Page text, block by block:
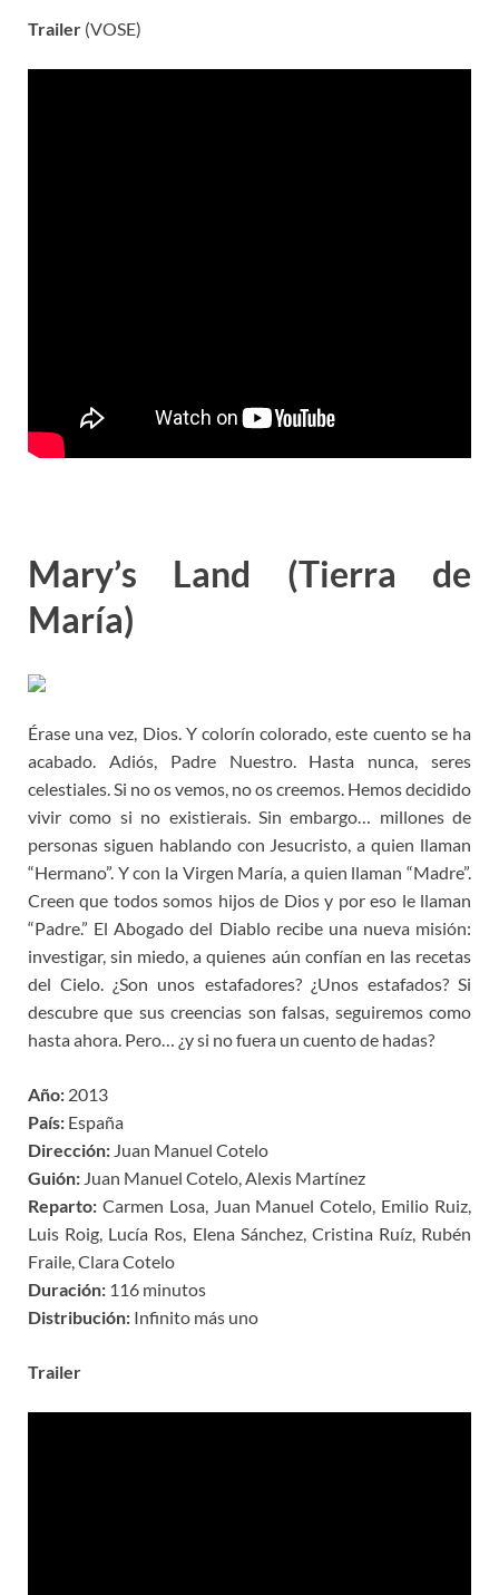
Trailer (VOSE)
Mary’s Land (Tierra de
María)
Érase una vez, Dios. Y colorín colorado, este cuento se ha
acabado. Adiós, Padre Nuestro. Hasta nunca, seres
celestiales. Si no os vemos, no os creemos. Hemos decidido
vivir como si no existierais. Sin embargo… millones de
personas siguen hablando con Jesucristo, a quien llaman
“Hermano”. Y con la Virgen María, a quien llaman “Madre”.
Creen que todos somos hijos de Dios y por eso le llaman
“Padre.” El Abogado del Diablo recibe una nueva misión:
investigar, sin miedo, a quienes aún confían en las recetas
del Cielo. ¿Son unos estafadores? ¿Unos estafados? Si
descubre que sus creencias son falsas, seguiremos como
hasta ahora. Pero… ¿y si no fuera un cuento de hadas?
Año: 2013
País: España
Dirección: Juan Manuel Cotelo
Guión: Juan Manuel Cotelo, Alexis Martínez
Reparto: Carmen Losa, Juan Manuel Cotelo, Emilio Ruiz,
Luis Roig, Lucía Ros, Elena Sánchez, Cristina Ruíz, Rubén
Fraile, Clara Cotelo
Duración: 116 minutos
Distribución: Infinito más uno
Trailer